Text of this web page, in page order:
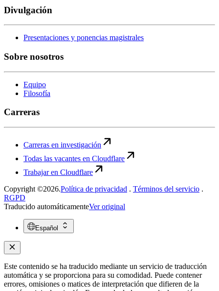
Divulgación
Presentaciones y ponencias magistrales
Sobre nosotros
Equipo
Filosofía
Carreras
Carreras en investigación
Todas las vacantes en Cloudflare
Trabajar en Cloudflare
Copyright ©2026.Política de privacidad . Términos del servicio .
RGPD
Traducido automáticamenteVer original
Español
Este contenido se ha traducido mediante un servicio de traducción
automática y se proporciona para su comodidad. Puede contener
errores, omisiones o matices de interpretación que difieren de la